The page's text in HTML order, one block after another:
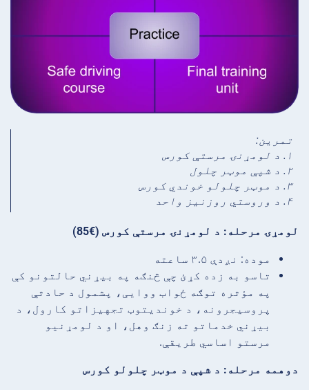
تمرین:
۱. د لومړنۍ مرستې کورس
۲. د شپې موټر چلول
۳. د موټر چلولو خوندي کورس
۴. د وروستي روزنیز واحد
لومړۍ مرحله: د لومړنۍ مرستې کورس (€85)
موده: نږدې ۳.۵ ساعته
تاسو به زده کړئ چې څنګه په بیړني حالتونو کې
په مؤثره توګه ځواب ووایی، پشمول د حادثې
پروسیجرونه، د خوندیتوب تجهیزاتو کارول، د
بیړني خدماتو ته زنګ وهل، او د لومړنیو
مرستو اساسي طریقې.
دوهمه مرحله: د شپې د موټر چلولو کورس